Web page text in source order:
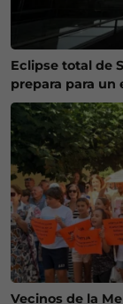
Eclipse total de
prepara para un
Vecinos de la